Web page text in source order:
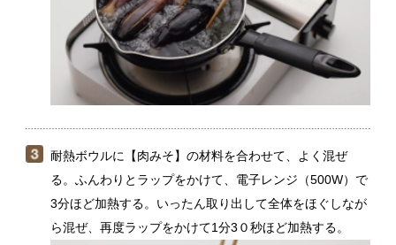
3分ほど加熱する。いったん取り出して全体をほぐしなが
ら混ぜ、再度ラップをかけて1分3０秒ほど加熱する。
（２）の揚げなすに（３）の肉みそをかけて、小ねぎと